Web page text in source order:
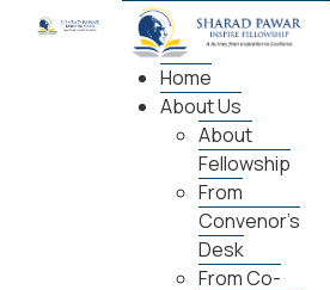
Home
About Us
About
Fellowship
From
Convenor's
Desk
From Co-